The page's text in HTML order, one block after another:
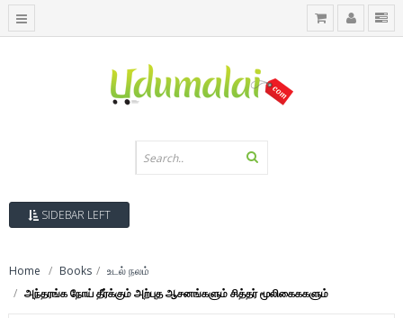
SIDEBAR LEFT
Home Books
உடல் நலம்
அந்தரங்க நோய் தீர்க்கும் அற்புத ஆசனங்களும் சித்தர் மூலிகைககளும்